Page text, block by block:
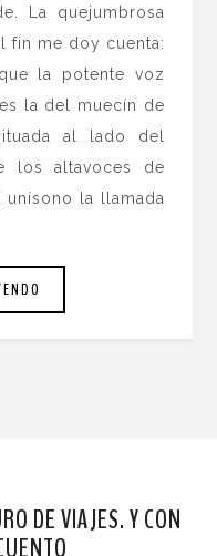
La quejumbrosa
fin me doy cuenta:
la potente voz
la del muecín de
al lado del
los altavoces de
unísono la llamada
DE VIAJES. Y CON